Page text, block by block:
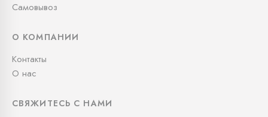
Самовывоз
О КОМПАНИИ
Контакты
О нас
СВЯЖИТЕСЬ С НАМИ